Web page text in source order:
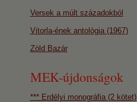
Versek a múlt századokból
Vitorla-ének antológia (1967)
Zöld Bazár
MEK-újdonságok
*** Erdélyi monográfia (2 kötet)